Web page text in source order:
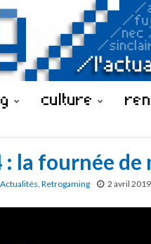
culture
la fournée de
Actualités, Retrogaming 2 avril 2019